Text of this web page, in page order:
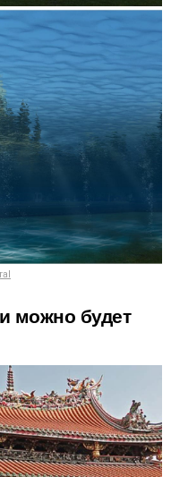
можно будет